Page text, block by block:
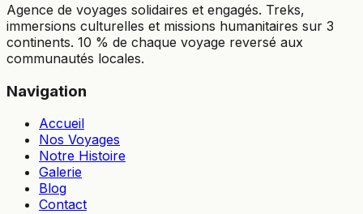
Agence de voyages solidaires et engagés. Treks,
immersions culturelles et missions humanitaires sur 3
continents. 10 % de chaque voyage reversé aux
communautés locales.
Navigation
Accueil
Nos Voyages
Notre Histoire
Galerie
Blog
Contact